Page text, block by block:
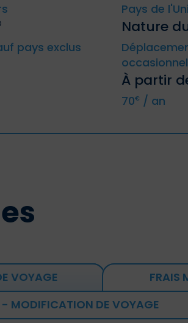
Allemagne,
Chypre, Croatie,
Estonie,
(y compris
Hongrie, Irande,
Luxembourg,
Portugal,
Pays de
pays exclus
Nature
Déplacements professionnels
À partir
70€ / an
VOYAGE FRAIS
MODIFICATION DE VOYAGE